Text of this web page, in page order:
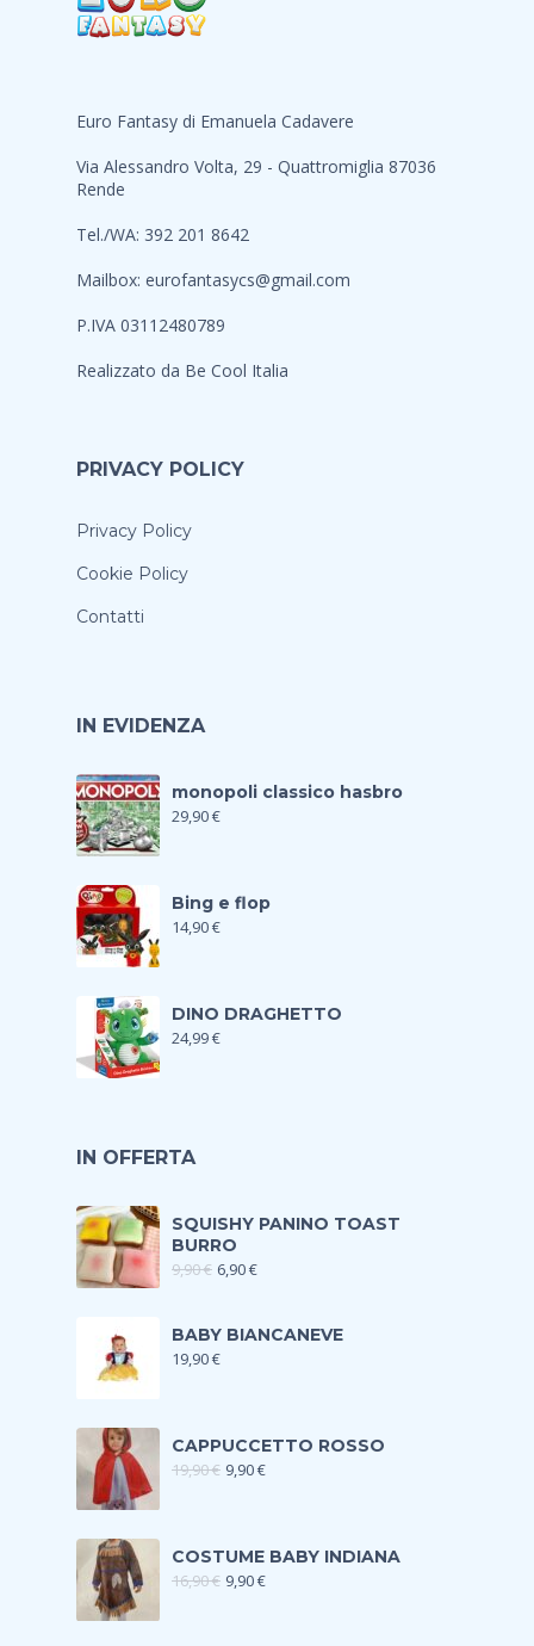
Euro Fantasy di Emanuela Cadavere
Via Alessandro Volta, 29 - Quattromiglia 87036
Rende
Tel./WA: 392 201 8642
Mailbox: eurofantasycs@gmail.com
P.IVA 03112480789
Realizzato da Be Cool Italia
PRIVACY POLICY
Privacy Policy
Cookie Policy
Contatti
IN EVIDENZA
monopoli classico hasbro
29,90€
Bing e flop
14,90€
DINO DRAGHETTO
24,99€
IN OFFERTA
SQUISHY PANINO TOAST
BURRO
9,90€ 6,90€
BABY BIANCANEVE
19,90€
CAPPUCCETTO ROSSO
19,90€ 9,90€
COSTUME BABY INDIANA
16,90€ 9,90€